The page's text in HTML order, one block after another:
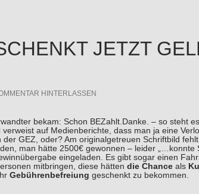
JETZT
HINTERLASSEN
bekam: Schon BEZahlt.Danke. – so steht
auf Medienberichte, dass man ja eine
der GEZ, oder? Am originalgetreuen Schriftbild
man hätte 2500€ gewonnen – leider
eingeladen. Es gibt sogar einen
mitbringen, diese hätten die Chanceals
Gebührenbefreiung geschenkt zu bekommen.